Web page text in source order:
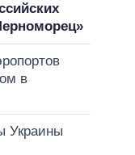
в
Украины